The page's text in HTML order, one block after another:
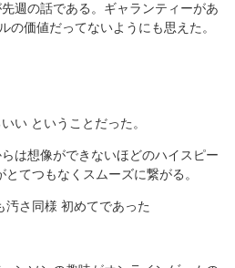
週の話である。ギャランティーがあ
の価値だってないようにも思えた。
い ということだった。
は想像ができないほどのハイスピー
てつもなくスムーズに繋がる。
汚さ同様 初めてであった